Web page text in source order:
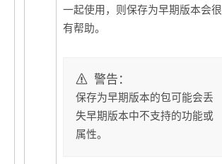
一起使用，则保存为早期版本会很
有帮助。
警告：
保存为早期版本的包可能会丢
失早期版本中不支持的功能或
属性。